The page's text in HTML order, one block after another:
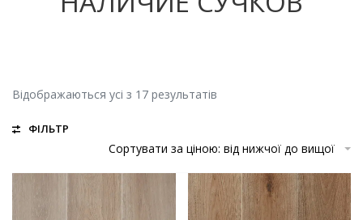
Відображаються усі з 17 результатів
ФІЛЬТР
Сортувати за ціною: від нижчої до вищої